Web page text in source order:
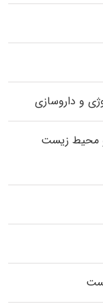
و داروسازی
محیط زیست